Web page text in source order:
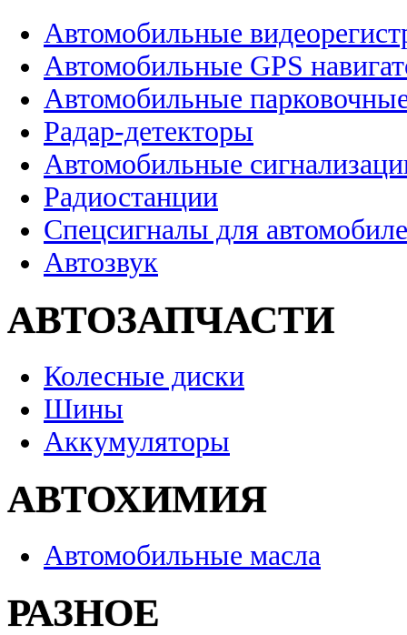
Автомобильные
Автомобильные GPS
Автомобильные
Радар-детекторы
Автомобильные
Радиостанции
Спецсигналы для
Автозвук
АВТОЗАПЧАСТИ
Колесные диски
Шины
Аккумуляторы
АВТОХИМИЯ
Автомобильные масла
РАЗНОЕ